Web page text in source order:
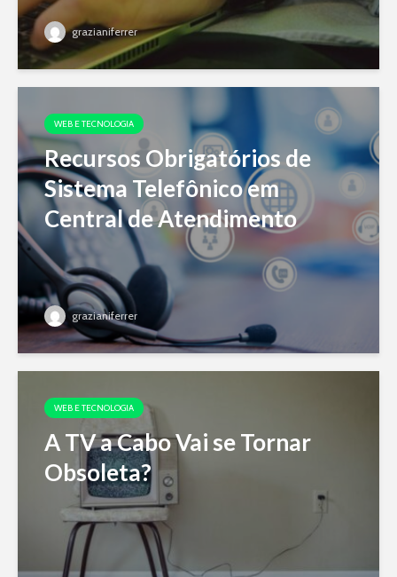
grazianiferrer
WEB E TECNOLOGIA
Recursos Obrigatórios de
Sistema Telefônico em
Central de Atendimento
grazianiferrer
WEB E TECNOLOGIA
A TV a Cabo Vai se Tornar
Obsoleta?